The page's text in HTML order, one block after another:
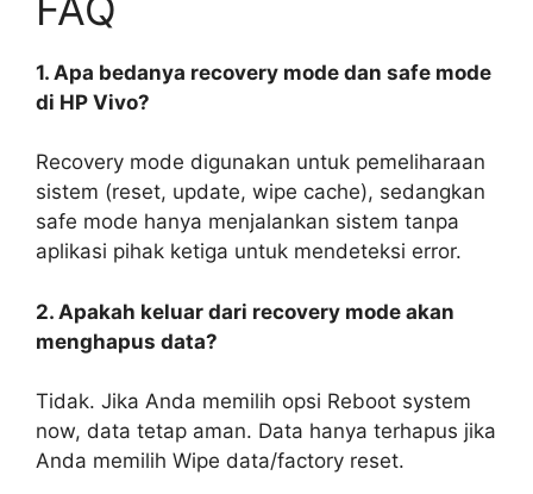
1. Apa bedanya recovery mode dan safe mode
di HP Vivo?
Recovery mode digunakan untuk pemeliharaan
sistem (reset, update, wipe cache), sedangkan
safe mode hanya menjalankan sistem tanpa
aplikasi pihak ketiga untuk mendeteksi error.
2. Apakah keluar dari recovery mode akan
menghapus data?
Tidak. Jika Anda memilih opsi Reboot system
now, data tetap aman. Data hanya terhapus jika
Anda memilih Wipe data/factory reset.